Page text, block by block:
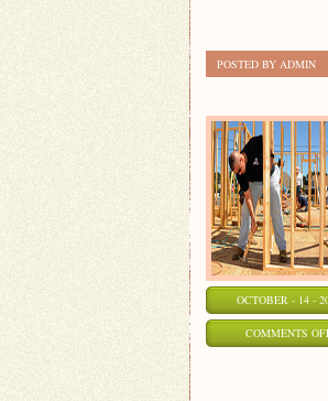
POSTED BY ADMIN
OCTOBER - 14 -
COMMENTS